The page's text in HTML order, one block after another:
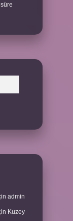
admin
Kuzey